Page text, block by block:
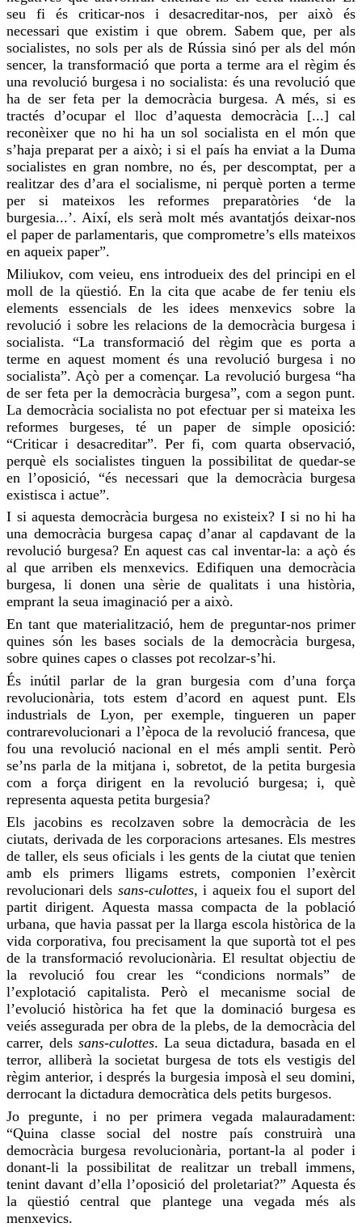
seu fi és criticar-nos idesacreditar-nos, per això és
necessari que existim i que obrem. Sabem que, per als
socialistes, no sols per als de Rússia sinó per als del món
sencer, la transformació que porta a terme ara el règim és
una revolució burgesa i no socialista: és una revolució que
ha de ser feta per la democràcia burgesa. A més, si es
tractés d’ocupar el lloc d’aquesta democràcia [...] cal
reconèixer que no hi ha un sol socialista en el món que
s’haja preparat per a això; i si el país ha enviat a la Duma
socialistes en gran nombre, no és, per descomptat, per a
realitzar des d’ara el socialisme, ni perquè porten a terme
per si mateixos les reformes preparatòries ‘de la
burgesia...’. Així, els serà molt més avantatjós deixar-nos
el paper de parlamentaris, que comprometre’s ells mateixos
en aqueix paper”.
Miliukov, com veieu, ens introdueix des del principi en el
moll de la qüestió. En la cita que acabe de fer teniu els
elements essencials de les idees menxevics sobre la
revolució i sobre les relacions de la democràcia burgesa i
socialista. “La transformació del règim que es porta a
terme en aquest moment és una revolució burgesa i no
socialista”. Açò per a començar. La revolució burgesa “ha
de ser feta per la democràcia burgesa”, com a segon punt.
La democràcia socialista no pot efectuar per si mateixa les
reformes burgeses, té un paper de simple oposició:
“Criticar i desacreditar”. Per fi, com quarta observació,
perquè els socialistes tinguen la possibilitat de quedar-se
en l’oposició, “és necessari que la democràcia burgesa
existisca i actue”.
I si aquesta democràcia burgesa no existeix? I si no hi ha
una democràcia burgesa capaç d’anar al capdavant de la
revolució burgesa? En aquest cas cal inventar-la: a açò és
al que arriben els menxevics. Edifiquen una democràcia
burgesa, li donen una sèrie de qualitats i una història,
emprant la seua imaginació per a això.
En tant que materialització, hem de preguntar-nos primer
quines són les bases socials de la democràcia burgesa,
sobre quines capes o classes pot recolzar-s’hi.
És inútil parlar de la gran burgesia com d’una força
revolucionària, tots estem d’acord en aquest punt. Els
industrials de Lyon, per exemple, tingueren un paper
contrarevolucionari a l’època de la revolució francesa, que
fou una revolució nacional en el més ampli sentit. Però
se’ns parla de la mitjana i, sobretot, de la petita burgesia
com a força dirigent en la revolució burgesa; i, què
representa aquesta petita burgesia?
Els jacobins es recolzaven sobre la democràcia de les
ciutats, derivada de les corporacions artesanes. Els mestres
de taller, els seus oficials i les gents de la ciutat que tenien
amb els primers lligams estrets, componien l’exèrcit
revolucionari dels sans-culottes, i aqueix fou el suport del
partit dirigent. Aquesta massa compacta de la població
urbana, que havia passat per la llarga escola històrica de la
vida corporativa,fou precisament la que suportà tot el pes
de la transformació revolucionària. El resultat objectiu de
la revoluciófou crear les “condicions normals” de
l’explotació capitalista. Però el mecanisme social de
l’evolució històrica ha fet que la dominació burgesa es
veiés assegurada per obra de la plebs, de la democràcia del
carrer, dels sans-culottes. La seua dictadura, basada en el
terror, alliberà la societat burgesa de tots els vestigis del
règim anterior, i després la burgesia imposà el seu domini,
derrocant la dictadura democràtica dels petits burgesos.
Jo pregunte, i no per primera vegada malauradament:
“Quina classe social del nostre país construirà una
democràcia burgesa revolucionària, portant-la al poder i
donant-li la possibilitat de realitzar un treball immens,
tenint davant d’ella l’oposició del proletariat?” Aquesta és
la qüestió central que plantege una vegada més als
menxevics.